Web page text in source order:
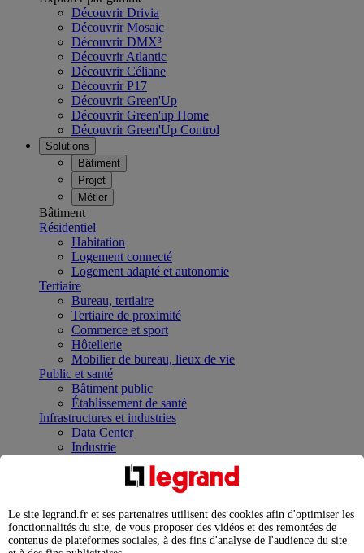
Découvrir Drivia
Découvrir Mosaic
Découvrir DMX³
Découvrir Atlantic
Découvrir Céliane
Découvrir P17
Découvrir Green'Up
Découvrir Green'up Home
Découvrir Green'Up Control
Solutions
Bâtiment
Projet
Métier
Bâtiment
Résidentiel
Habitation
Logement connecté
Logement adapté et autonomie
Tertiaire
Bureau, tertiaire
Tertiaire de proximité
Commerce et sport
Hôtellerie
Mobilier de bureau, lieux de vie
Public et santé
Bâtiment public
Établissement de santé
Infrastructures et industries
Data Center
Industrie
Infrastructures
Contrôler et planifier le fonctionnement des appareils
Répartir et optimiser son tableau électrique
Legrand Data Center Solutions : concentrer les
expertises au service de vos performances
Le site legrand.fr et ses partenaires utilisent des cookies afin d'optimiser les
fonctionnalités du site, de vous proposer des vidéos et des remontées de
contenus de plateformes sociales, à des fins d'analyse de l'audience du site